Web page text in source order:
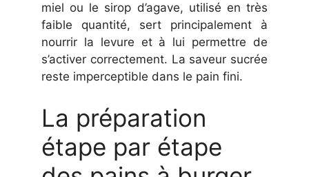
miel ou le sirop d’agave, utilisé en très
faible quantité, sert principalement à
nourrir la levure et à lui permettre de
s’activer correctement. La saveur sucrée
reste imperceptible dans le pain fini.
La préparation
étape par étape